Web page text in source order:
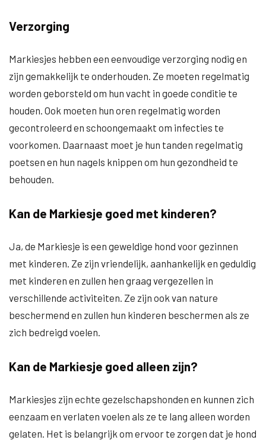
Verzorging
Markiesjes hebben een eenvoudige verzorging nodig en
zijn gemakkelijk te onderhouden. Ze moeten regelmatig
worden geborsteld om hun vacht in goede conditie te
houden. Ook moeten hun oren regelmatig worden
gecontroleerd en schoongemaakt om infecties te
voorkomen. Daarnaast moet je hun tanden regelmatig
poetsen en hun nagels knippen om hun gezondheid te
behouden.
Kan de Markiesje goed met kinderen?
Ja, de Markiesje is een geweldige hond voor gezinnen
met kinderen. Ze zijn vriendelijk, aanhankelijk en geduldig
met kinderen en zullen hen graag vergezellen in
verschillende activiteiten. Ze zijn ook van nature
beschermend en zullen hun kinderen beschermen als ze
zich bedreigd voelen.
Kan de Markiesje goed alleen zijn?
Markiesjes zijn echte gezelschapshonden en kunnen zich
eenzaam en verlaten voelen als ze te lang alleen worden
gelaten. Het is belangrijk om ervoor te zorgen dat je hond